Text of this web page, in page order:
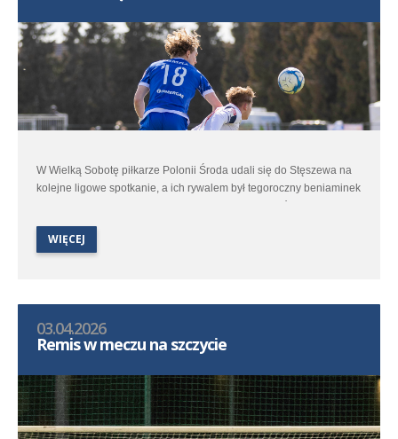
W Wielką Sobotę piłkarze Polonii Środa udali się do Stęszewa na
kolejne ligowe spotkanie, a ich rywalem był tegoroczny beniaminek
– miejscowe Lipno. Jesienne spotkanie obu zespołów dostarczyło
się i tym razem.
WIĘCEJ
03.04.2026
Remis w meczu na szczycie